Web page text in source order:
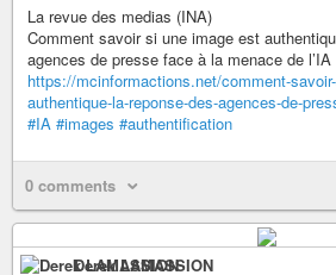
La revue des medias (INA)
Comment savoir si une image est
agences de presse face à la menace de l’IA
https://mcinformactions.net/comment-
authentique-la-reponse-des-agences-de-
#IA #images #authentification
0 comments
Derek LAMASSION